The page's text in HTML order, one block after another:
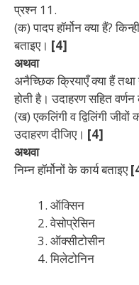
प्रश्न 11.
(क) पादप हॉर्मोन क्या हैं?
बताइए। [4]
अथवा
अनैच्छिक क्रियाएँ क्या हैं तथा
होती है। उदाहरण सहित
(ख) एकलिंगी व द्विलिंगी
उदाहरण दीजिए। [4]
अथवा
निम्न हॉर्मोनों के कार्य बताइए
ऑक्सिन
वेसोप्रेसिन
ऑक्सीटोसीन
मिलेटोनिन